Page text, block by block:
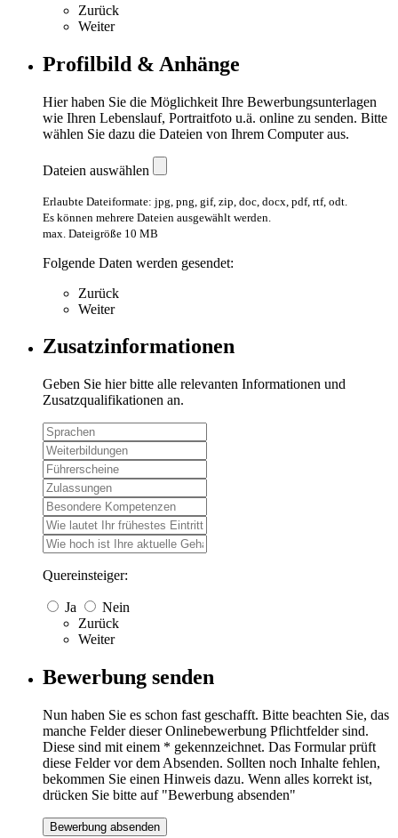
Zurück
Weiter
Profilbild & Anhänge
Hier haben Sie die Möglichkeit Ihre Bewerbungsunterlagen
wie Ihren Lebenslauf, Portraitfoto u.ä. online zu senden. Bitte
wählen Sie dazu die Dateien von Ihrem Computer aus.
Dateien auswählen
Erlaubte Dateiformate: jpg, png, gif, zip, doc, docx, pdf, rtf, odt.
Es können mehrere Dateien ausgewählt werden.
max. Dateigröße 10 MB
Folgende Daten werden gesendet:
Zurück
Weiter
Zusatzinformationen
Geben Sie hier bitte alle relevanten Informationen und
Zusatzqualifikationen an.
Quereinsteiger:
Ja
Nein
Zurück
Weiter
Bewerbung senden
Nun haben Sie es schon fast geschafft. Bitte beachten Sie, das
manche Felder dieser Onlinebewerbung Pflichtfelder sind.
Diese sind mit einem * gekennzeichnet. Das Formular prüft
diese Felder vor dem Absenden. Sollten noch Inhalte fehlen,
bekommen Sie einen Hinweis dazu. Wenn alles korrekt ist,
drücken Sie bitte auf "Bewerbung absenden"
Bewerbung absenden